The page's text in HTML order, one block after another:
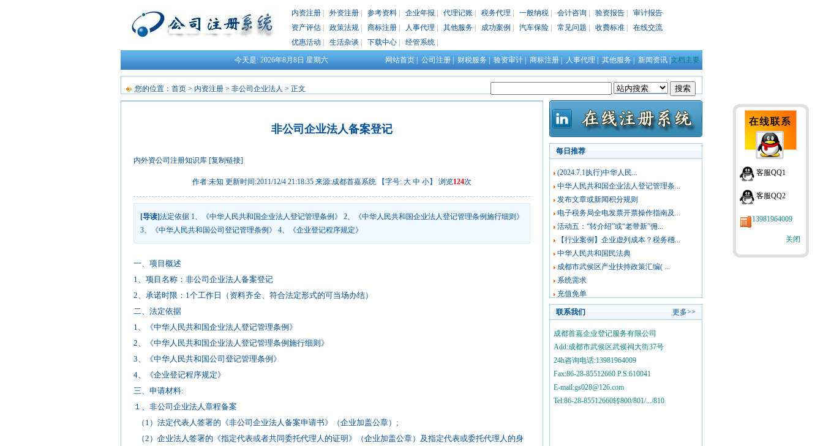
内资注册 外资注册 参考资料 企业年报 代理记账 税务代理 一般纳税 会计咨询 验资报告
审计报告
资产评估
政策法规 商标注册 人事代理 其他服务 成功案例 汽车保险 常见问题 收费标准
在线交流
优惠活动
生活杂谈 下载中心 经管系统
今天是: 2026年8月8日 星期六 网站首页 公司注册 财税服务 验资审计 商标注册 人事代理 其他服务 新闻资讯
您的位置： 首页 > 内资注册 > 非公司企业法人 > 正文
非公司企业法人备案登记
内外资公司注册知识库 [复制链接]
作者:未知 更新时间:2011/12/4 21:18:35 来源:成都首嘉系统 【字号: 大 中 小】 浏览124次
[导读]法定依据 1、《中华人民共和国企业法人登记管理条例》 2、《中华人民共和国企业法人登记管理条例施行细则》
3、《中华人民共和国公司登记管理条例》 4、《企业登记程序规定》
一、项目概述
1、项目名称：非公司企业法人备案登记
2、承诺时限：1个工作日（资料齐全、符合法定形式的可当场办结）
二、法定依据
1、《中华人民共和国企业法人登记管理条例》
2、《中华人民共和国企业法人登记管理条例施行细则》
3、《中华人民共和国公司登记管理条例》
4、《企业登记程序规定》
三、申请材料:
１、非公司企业法人章程备案
（1）法定代表人签署的《非公司企业法人备案申请书》（企业加盖公章）;
（2）企业法人签署的《指定代表或者共同委托代理人的证明》（企业加盖公章）及指定代表或委托代理人的身
每日推荐
(2024.7.1执行)中华人民...
中华人民共和国企业法人登记管理条...
发布文章或新闻积分规则
电子税务局全电发票开票操作指南及...
活动五：“转介绍”或“老带新”佣...
【行业案例】企业虚列成本？税务稽...
中华人民共和国民法典
成都市武侯区产业扶持政策汇编( ...
系统需求
充值免单
更多>>
联系我们
成都首嘉企业登记服务有限公司
Add:成都市武侯区武侯祠大街37号
24h咨询电话:13981964009
Fax:86-28-85512660 P.S:610041
E-mail:gs028@126.com
Tel:86-28-85512660转800/801/.../810
客服QQ1
客服QQ2
13981964009
关闭
文档主要